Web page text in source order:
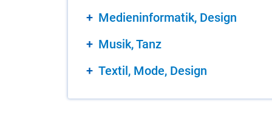
Me­di­en­in­for­ma­tik, De­sign
Mu­sik, Tanz
Tex­til, Mode, De­sign